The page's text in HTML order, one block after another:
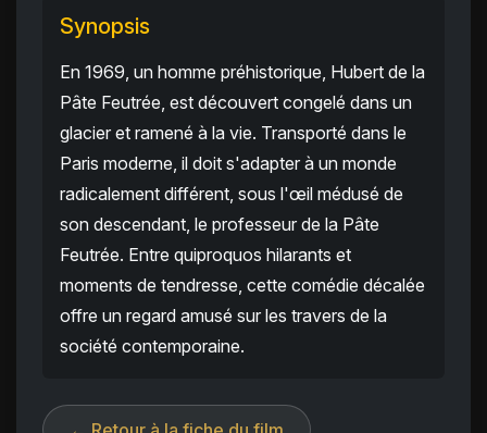
Synopsis
En 1969, un homme préhistorique, Hubert de la
Pâte Feutrée, est découvert congelé dans un
glacier et ramené à la vie. Transporté dans le
Paris moderne, il doit s'adapter à un monde
radicalement différent, sous l'œil médusé de
son descendant, le professeur de la Pâte
Feutrée. Entre quiproquos hilarants et
moments de tendresse, cette comédie décalée
offre un regard amusé sur les travers de la
société contemporaine.